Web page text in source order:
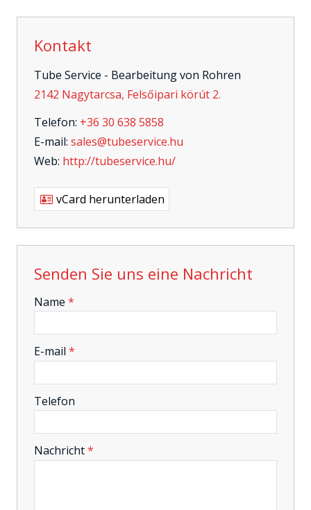
Kontakt
Tube Service - Bearbeitung von Rohren
2142 Nagytarcsa, Felsőipari körút 2.
Telefon: +36 30 638 5858
E-mail: sales@tubeservice.hu
Web: http://tubeservice.hu/
vCard herunterladen
Senden Sie uns eine Nachricht
Name *
E-mail *
Telefon
Nachricht*